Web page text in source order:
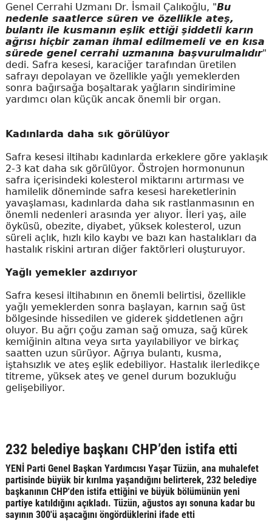
Genel Cerrahi Uzmanı Dr. İsmail Çalıkoğlu, "Bu
nedenle saatlerce süren ve özellikle ateş,
bulantı ile kusmanın eşlik ettiği şiddetli karın
ağrısı hiçbir zaman ihmal edilmemeli ve en kısa
sürede genel cerrahi uzmanına başvurulmalıdır"
dedi. Safra kesesi, karaciğer tarafından üretilen
safrayı depolayan ve özellikle yağlı yemeklerden
sonra bağırsağa boşaltarak yağların sindirimine
yardımcı olan küçük ancak önemli bir organ.
Kadınlarda daha sık görülüyor
Safra kesesi iltihabı kadınlarda erkeklere göre yaklaşık
2-3 kat daha sık görülüyor. Östrojen hormonunun
safra içerisindeki kolesterol miktarını artırması ve
hamilelik döneminde safra kesesi hareketlerinin
yavaşlaması, kadınlarda daha sık rastlanmasının en
önemli nedenleri arasında yer alıyor. İleri yaş, aile
öyküsü, obezite, diyabet, yüksek kolesterol, uzun
süreli açlık, hızlı kilo kaybı ve bazı kan hastalıkları da
hastalık riskini artıran diğer faktörleri oluşturuyor.
Yağlı yemekler azdırıyor
Safra kesesi iltihabının en önemli belirtisi, özellikle
yağlı yemeklerden sonra başlayan, karnın sağ üst
bölgesinde hissedilen ve giderek şiddetlenen ağrı
oluyor. Bu ağrı çoğu zaman sağ omuza, sağ kürek
kemiğinin altına veya sırta yayılabiliyor ve birkaç
saatten uzun sürüyor. Ağrıya bulantı, kusma,
iştahsızlık ve ateş eşlik edebiliyor. Hastalık ilerledikçe
titreme, yüksek ateş ve genel durum bozukluğu
gelişebiliyor.
232 belediye başkanı CHP’den istifa etti
YENİ Parti Genel Başkan Yardımcısı Yaşar Tüzün, ana muhalefet
partisinde büyük bir kırılma yaşandığını belirterek, 232 belediye
başkanının CHP'den istifa ettiğini ve büyük bölümünün yeni
partiye katıldığını açıkladı. Tüzün, ağustos ayı sonuna kadar bu
sayının 300'ü aşacağını öngördüklerini ifade etti